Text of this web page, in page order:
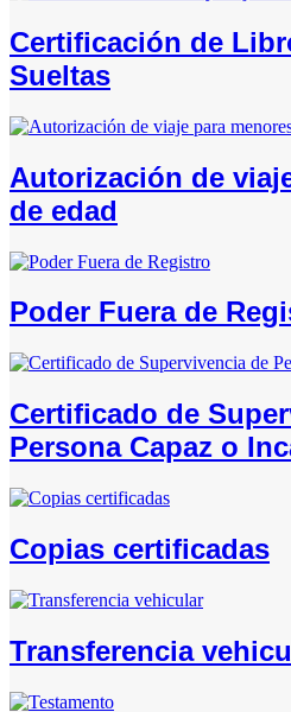
Certificación de
Sueltas
Autorización de
de edad
Poder Fuera de
Certificado de
Persona Capaz o
Copias certificadas
Transferencia